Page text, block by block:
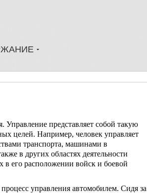
Управление представ­ляет собой такую
це­лей. Например, человек управляет
транспорта, машинами в
в других областях деятельности
в его расположении войск и боевой
управле­ния автомобилем. Сидя за